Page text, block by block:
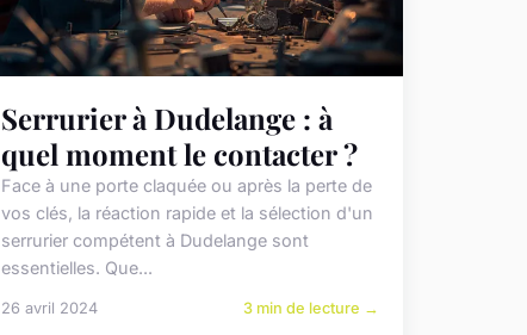
Serrurier à Dudelange : à
quel moment le contacter ?
Face à une porte claquée ou après la perte de
vos clés, la réaction rapide et la sélection d'un
serrurier compétent à Dudelange sont
essentielles. Que...
26 avril 2024 3 min de lecture →